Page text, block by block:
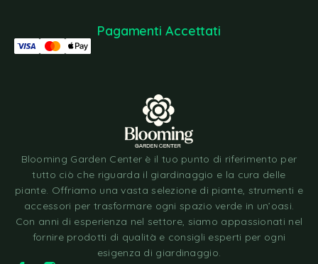
Blooming Garden Center è il tuo punto di riferimento per
tutto ciò che riguarda il giardinaggio e la cura delle
piante. Offriamo una vasta selezione di piante, strumenti e
accessori per trasformare ogni spazio verde in un’oasi.
Con anni di esperienza nel settore, siamo appassionati nel
fornire prodotti di qualità e consigli esperti per ogni
esigenza di giardinaggio.
Pagamenti Accettati